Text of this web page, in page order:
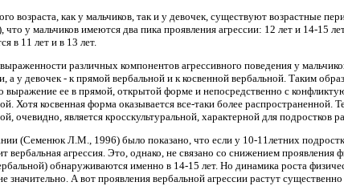
возраста, как у мальчиков, так и у девочек, существуют возрастные
у мальчиков имеются два пика проявления агрессии: 12 лет и 14-15
в 11 лет и в 13 лет.
различных компонентов агрессивного поведения у
а у девочек - к прямой вербальной и к косвенной вербальной. Таким
выражение ее в прямой, открытой форме и непосредственно с
Хотя косвенная форма оказывается все-таки более
очевидно, является кросскультуральной, характерной для
(Семенюк Л.М., 1996) было показано, что если у 10-11летних
вербальная агрессия. Это, однако, не связано со снижением
обнаруживаются именно в 14-15 лет. Но динамика роста
значительно. А вот проявления вербальной агрессии растут